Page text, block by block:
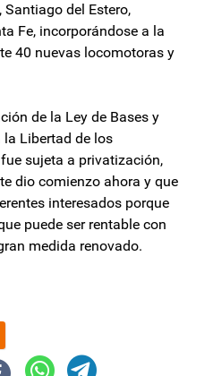
Santiago del Estero,
Fe, incorporándose a la
40 nuevas locomotoras y
de la Ley de Bases y
la Libertad de los
sujeta a privatización,
dio comienzo ahora y que
interesados porque
puede ser rentable con
medida renovado.
contra denunciará a Alfredo
Caputo fue reconocido como